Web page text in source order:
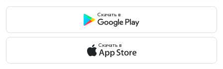
Скачать в
Скачать в